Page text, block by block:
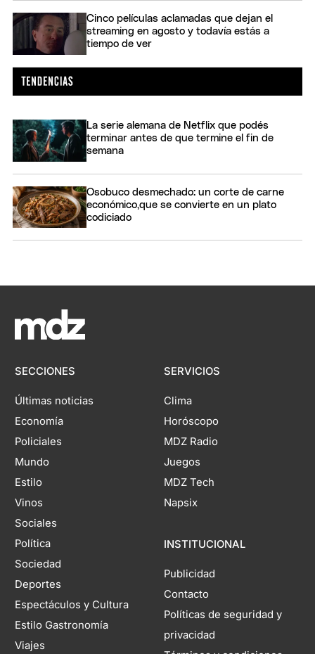
Cinco películas aclamadas que dejan el
streaming en agosto y todavía estás a
tiempo de ver
La serie alemana de Netflix que podés
terminar antes de que termine el fin de
semana
Osobuco desmechado: un corte de carne
económico,que se convierte en un plato
codiciado
SECCIONES
Últimas noticias
Economía
Policiales
Mundo
Estilo
Vinos
Sociales
Política
Sociedad
Deportes
Espectáculos y Cultura
Estilo Gastronomía
Viajes
SERVICIOS
Clima
Horóscopo
MDZ Radio
Juegos
MDZ Tech
Napsix
INSTITUCIONAL
Publicidad
Contacto
Políticas de seguridad y
privacidad